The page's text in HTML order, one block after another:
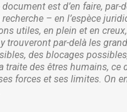
est d’en faire,
– en l’espèce
utiles, en plein et en
trouveront par-delà les
des blocages
traite des êtres humains,
forces et ses limites. On